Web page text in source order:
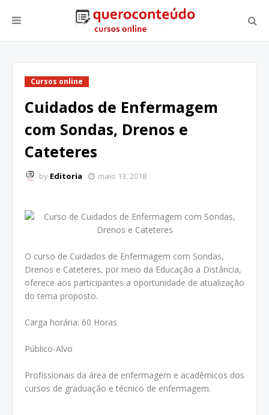
Cursos online
Cuidados de Enfermagem
com Sondas, Drenos e
Cateteres
by Editoria maio 13, 2018
O curso de Cuidados de Enfermagem com Sondas,
Drenos e Cateteres, por meio da Educação a Distância,
oferece aos participantes a oportunidade de atualização
do tema proposto.
Carga horária: 60 Horas
Público-Alvo
Profissionais da área de enfermagem e acadêmicos dos
cursos de graduação e técnico de enfermagem.